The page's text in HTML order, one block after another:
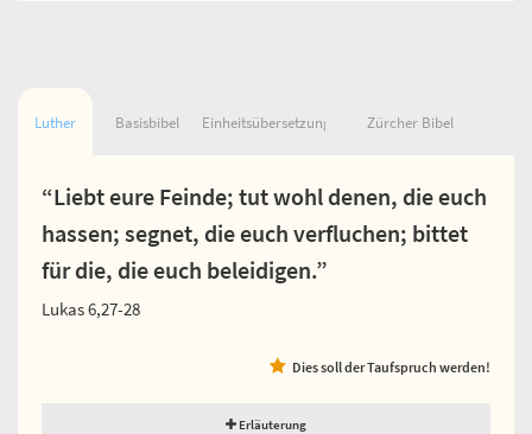
Luther Basisbibel Einheitsübersetzung Zürcher Bibel
“Liebt eure Feinde; tut wohl denen, die euch
hassen; segnet, die euch verfluchen; bittet
für die, die euch beleidigen.”
Lukas 6,27-28
Dies soll der Taufspruch werden!
Erläuterung